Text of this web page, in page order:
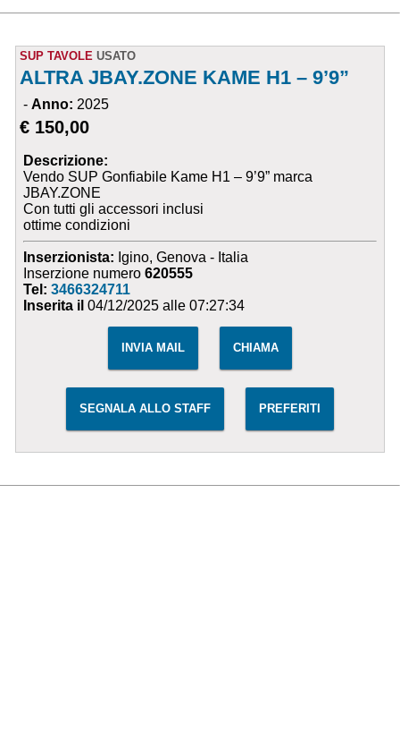
SUP TAVOLE USATO
ALTRA JBAY.ZONE KAME H1 – 9’9”
-Anno: 2025
€ 150,00
Descrizione:
Vendo SUP Gonfiabile Kame H1 – 9’9” marca
JBAY.ZONE
Con tutti gli accessori inclusi
ottime condizioni
Inserzionista: Igino, Genova - Italia
Inserzione numero620555
Tel:3466324711
Inserita il 04/12/2025 alle 07:27:34
INVIA MAIL CHIAMA
SEGNALA ALLO STAFF PREFERITI